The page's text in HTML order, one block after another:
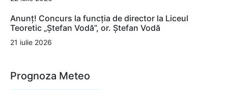
Anunț! Concurs la funcția de director la Liceul
Teoretic „Ștefan Vodă”, or. Ștefan Vodă
21 iulie 2026
Prognoza Meteo